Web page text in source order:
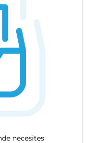
necesites